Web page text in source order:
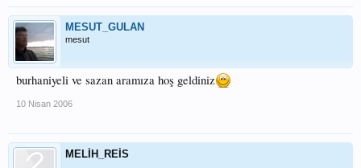
MESUT_GULAN
mesut
burhaniyeli ve sazan aramıza hoş geldiniz
10 Nisan 2006
MELİH_REİS